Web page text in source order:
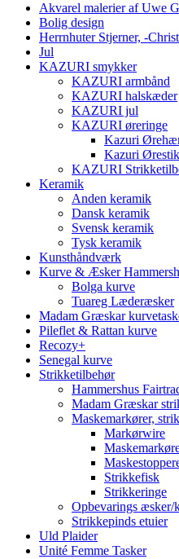
Akvarel malerier af Uwe
Bolig design
Herrnhuter Stjerner, -
Jul
KAZURI smykker
KAZURI armbånd
KAZURI halskæder
KAZURI jul
KAZURI øreringe
Kazuri
Kazuri
KAZURI
Keramik
Anden keramik
Dansk keramik
Svensk keramik
Tysk keramik
Kunsthåndværk
Kurve & Æsker
Bolga kurve
Tuareg Læderæsker
Madam Græskar
Pileflet & Rattan kurve
Recozy+
Senegal kurve
Strikketilbehør
Hammershus
Madam Græskar
Maskemarkører,
Markørwire
Strikkefisk
Strikkeringe
Opbevarings æsker/
Strikkepinds etuier
Uld Plaider
Unité Femme Tasker